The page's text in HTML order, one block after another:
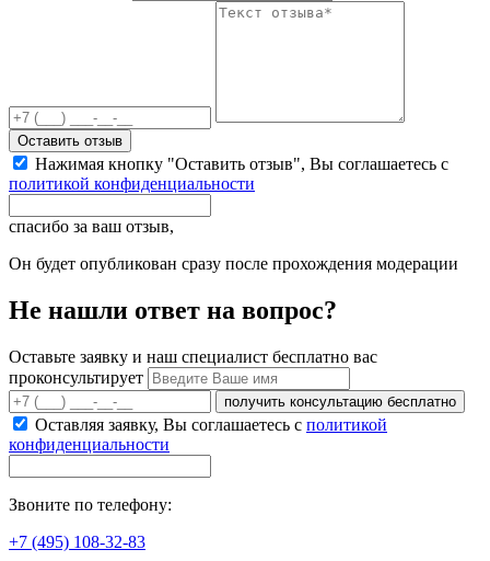
Оставить отзыв
Нажимая кнопку "Оставить отзыв", Вы соглашаетесь с
политикой конфиденциальности
спасибо за ваш отзыв,
Он будет опубликован сразу после прохождения модерации
Не нашли ответ на вопрос?
Оставьте заявку и наш специалист бесплатно вас
проконсультирует
получить консультацию бесплатно
Оставляя заявку, Вы соглашаетесь с политикой
конфиденциальности
Звоните по телефону:
+7 (495) 108-32-83